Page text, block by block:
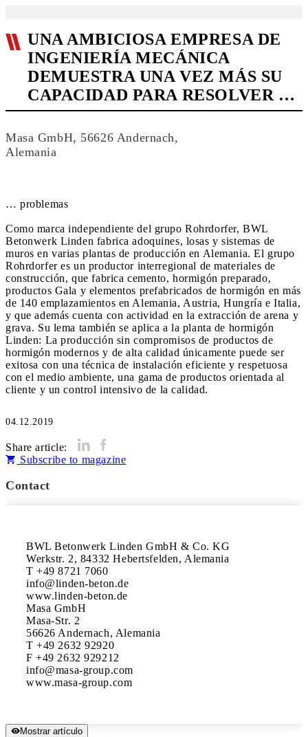
UNA AMBICIOSA EMPRESA DE
INGENIERÍA MECÁNICA
DEMUESTRA UNA VEZ MÁS SU
CAPACIDAD PARA RESOLVER …
Masa GmbH, 56626 Andernach,
Alemania
… problemas
Como marca independiente del grupo Rohrdorfer, BWL
Betonwerk Linden fabrica adoquines, losas y sistemas de
muros en varias plantas de producción en Alemania. El grupo
Rohrdorfer es un productor interregional de materiales de
construcción, que fabrica cemento, hormigón preparado,
productos Gala y elementos prefabricados de hormigón en más
de 140 emplazamientos en Alemania, Austria, Hungría e Italia,
y que además cuenta con actividad en la extracción de arena y
grava. Su lema también se aplica a la planta de hormigón
Linden: La producción sin compromisos de productos de
hormigón modernos y de alta calidad únicamente puede ser
exitosa con una técnica de instalación eficiente y respetuosa
con el medio ambiente, una gama de productos orientada al
cliente y un control intensivo de la calidad.
04.12.2019
Share article:
Subscribe to magazine
Contact
BWL Betonwerk Linden GmbH & Co. KG
Werkstr. 2, 84332 Hebertsfelden, Alemania
T +49 8721 7060
info@linden-beton.de
www.linden-beton.de
Masa GmbH
Masa-Str. 2
56626 Andernach, Alemania
T +49 2632 92920
F +49 2632 929212
info@masa-group.com
www.masa-group.com
Mostrar artículo